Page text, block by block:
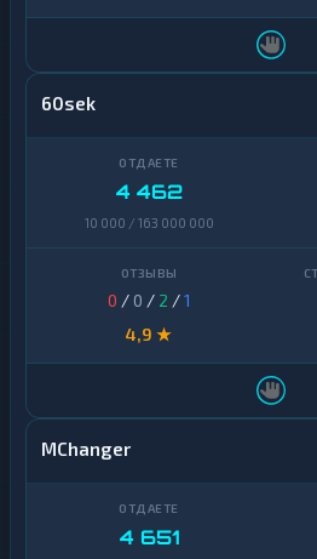
60sek
4 462
10 000 / 163 000 000
0 / 0 / 2 /1
4,9 ★
MChanger
4 651